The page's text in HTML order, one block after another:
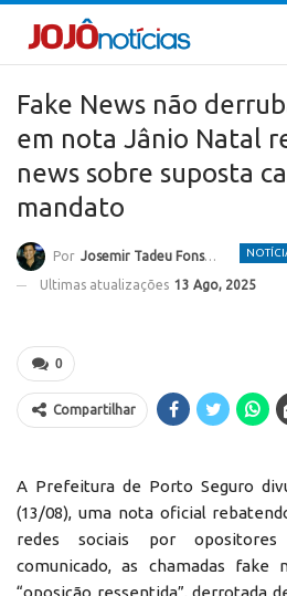
Fake News não
em nota Jânio Natal
news sobre suposta
mandato
Por Josemir Tadeu Fonseca
Ultimas atualizações 13 Ago, 2025
0
Compartilhar
A Prefeitura de Porto Seguro
(13/08), uma nota oficial
redes sociais por
comunicado, as chamadas
“oposição ressentida”, derrotada